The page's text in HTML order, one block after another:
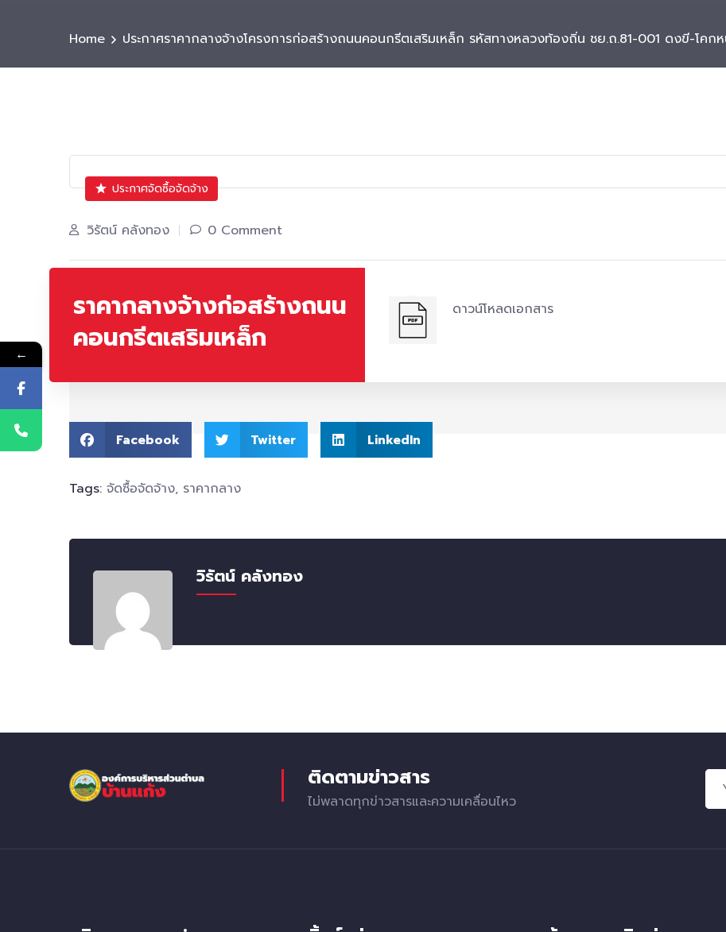
Home ประกาศราคากลางจ้างโครงการก่อสร้างถนนคอนกรีตเสริมเหล็ก รหัสทางหลวงท้องถิ่น ชย.ถ.81-001 ดงขี-โคก
ประกาศจัดซื้อจัดจ้าง
วิรัตน์ คลังทอง 0 Comment
ราคากลางจ้างก่อสร้างถนน
คอนกรีตเสริมเหล็ก
ดาวน์โหลดเอกสาร
Facebook Twitter LinkedIn
Tags: จัดซื้อจัดจ้าง, ราคากลาง
วิรัตน์ คลังทอง
ติดตามข่าวสาร
ไม่พลาดทุกข่าวสารและความเคลื่อนไหว
←